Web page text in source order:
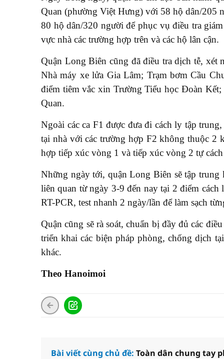
Quan (phường Việt Hưng) với 58 hộ dân/205
80 hộ dân/320 người để phục vụ điều tra
vực nhà các trường hợp trên và các hộ lân cận.
Quận Long Biên cũng đã điều tra dịch tễ, xét
Nhà máy xe lửa Gia Lâm; Trạm bơm Cầu
điểm tiêm vắc xin Trường Tiểu học Đoàn
Quan.
Ngoài các ca F1 được đưa đi cách ly tập
tại nhà với các trường hợp F2 không thuộc 2
hợp tiếp xúc vòng 1 và tiếp xúc vòng 2 tự
Những ngày tới, quận Long Biên sẽ tập
liên quan từ ngày 3-9 đến nay tại 2 điểm
RT-PCR, test nhanh 2 ngày/lần để làm sạch
Quận cũng sẽ rà soát, chuẩn bị đầy đủ các
triển khai các biện pháp phòng, chống dịch
khác.
Theo Hanoimoi
Bài viết cùng chủ đề: Toàn dân chung tay